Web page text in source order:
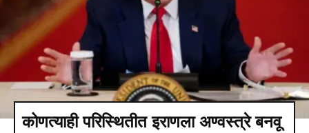
कोणत्याही परिस्थितीत इराणला अण्वस्त्रे बनवू